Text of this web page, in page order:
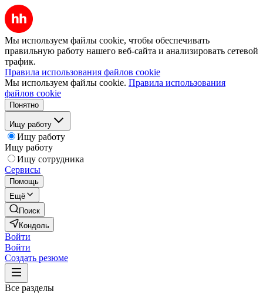
Мы используем файлы cookie, чтобы обеспечивать
правильную работу нашего веб-сайта и анализировать сетевой
трафик.
Правила использования файлов cookie
Мы используем файлы cookie. Правила использования
файлов cookie
Понятно
Ищу работу
Ищу работу
Ищу работу
Ищу сотрудника
Сервисы
Помощь
Ещё
Поиск
Кондоль
Войти
Войти
Создать резюме
Все разделы